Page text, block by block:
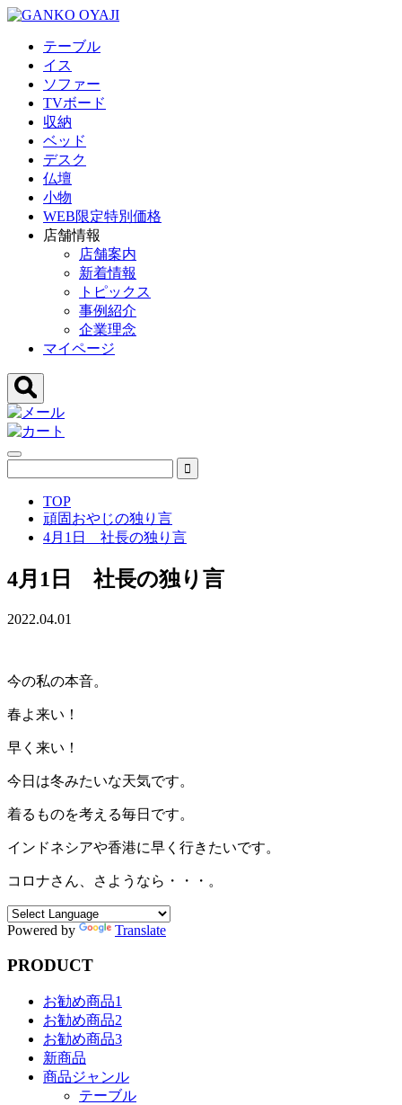
テーブル
イス
ソファー
TVボード
収納
ベッド
デスク
仏壇
小物
WEB限定特別価格
店舗情報
店舗案内
新着情報
トピックス
事例紹介
企業理念
マイページ
TOP
頑固おやじの独り言
4月1日 社長の独り言
4月1日 社長の独り言
2022.04.01
今の私の本音。
春よ来い！
早く来い！
今日は冬みたいな天気です。
着るものを考える毎日です。
インドネシアや香港に早く行きたいです。
コロナさん、さようなら・・・。
Powered by Translate
PRODUCT
お勧め商品1
お勧め商品2
お勧め商品3
新商品
商品ジャンル
テーブル